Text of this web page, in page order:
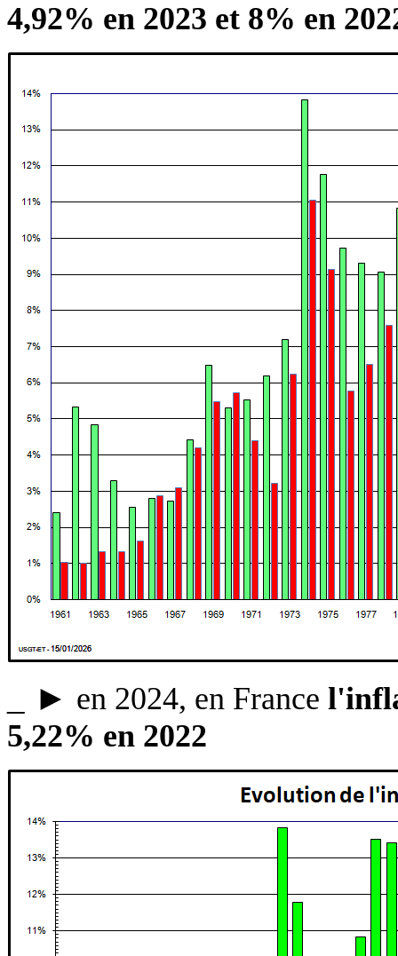
4,92% en 2023 et 8% en
► en 2024, en France
5,22% en 2022